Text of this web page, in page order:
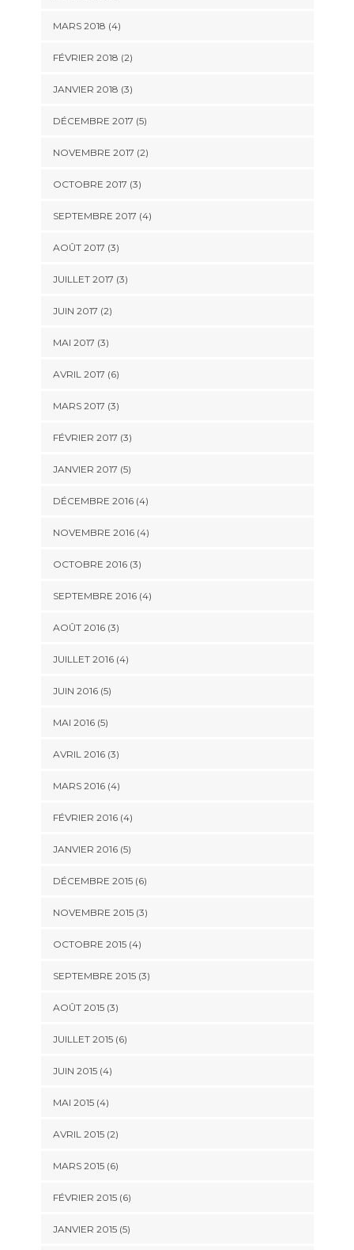
MARS 2018 (4)
FÉVRIER 2018 (2)
JANVIER 2018 (3)
DÉCEMBRE 2017 (5)
NOVEMBRE 2017 (2)
OCTOBRE 2017 (3)
SEPTEMBRE 2017 (4)
AOÛT 2017 (3)
JUILLET 2017 (3)
JUIN 2017 (2)
MAI 2017 (3)
AVRIL 2017 (6)
MARS 2017 (3)
FÉVRIER 2017 (3)
JANVIER 2017 (5)
DÉCEMBRE 2016(4)
NOVEMBRE 2016(4)
OCTOBRE 2016(3)
SEPTEMBRE 2016(4)
AOÛT 2016(3)
JUILLET 2016(4)
JUIN 2016(5)
MAI 2016(5)
AVRIL 2016(3)
MARS 2016(4)
FÉVRIER 2016(4)
JANVIER 2016(5)
DÉCEMBRE 2015(6)
NOVEMBRE 2015(3)
OCTOBRE 2015(4)
SEPTEMBRE 2015(3)
AOÛT 2015(3)
JUILLET 2015(6)
JUIN 2015(4)
MAI 2015(4)
AVRIL 2015(2)
MARS 2015(6)
FÉVRIER 2015(6)
JANVIER 2015(5)